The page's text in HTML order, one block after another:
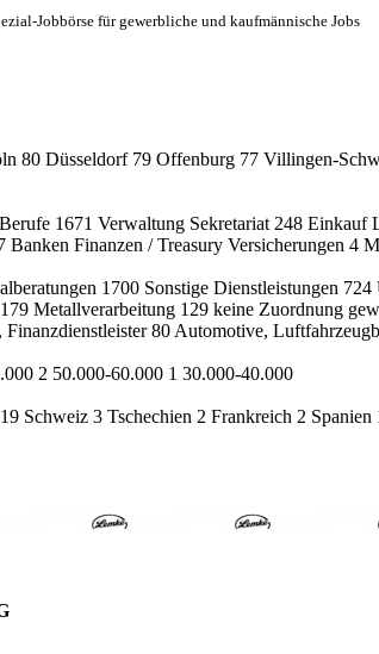
Jobbörse für gewerbliche und kaufmännische Jobs
80 Düsseldorf 79 Offenburg 77 Villingen-
1671 Verwaltung Sekretariat 248 Einkauf
Banken Finanzen / Treasury Versicherungen 4
1700 Sonstige Dienstleistungen 724
179 Metallverarbeitung 129 keine Zuordnung
Finanzdienstleister80 Automotive,
2 50.000-60.000 1 30.000-40.000
19 Schweiz 3 Tschechien 2 Frankreich 2 Spanien